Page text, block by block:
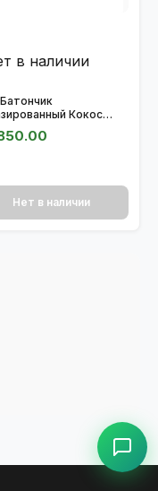
в наличии
Кокос
Нет в наличии